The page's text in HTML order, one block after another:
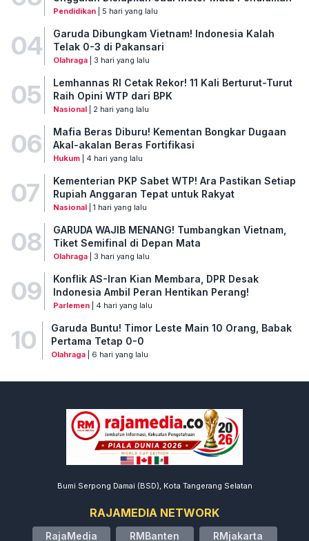
Pendidikan| 5 hari yang lalu
04
Garuda Dibungkam Vietnam! Indonesia Kalah
Telak 0-3 di Pakansari
Olahraga| 3 hari yang lalu
05
Lemhannas RI Cetak Rekor! 11 Kali Berturut-Turut
Raih Opini WTP dari BPK
Nasional| 2 hari yang lalu
06
Mafia Beras Diburu! Kementan Bongkar Dugaan
Akal-akalan Beras Fortifikasi
Hukum| 4 hari yang lalu
07
Kementerian PKP Sabet WTP! Ara Pastikan Setiap
Rupiah Anggaran Tepat untuk Rakyat
Nasional| 1 hari yang lalu
08
GARUDA WAJIB MENANG! Tumbangkan Vietnam,
Tiket Semifinal di Depan Mata
Olahraga| 3 hari yang lalu
09
Konflik AS-Iran Kian Membara, DPR Desak
Indonesia Ambil Peran Hentikan Perang!
Parlemen| 4 hari yang lalu
10
Garuda Buntu! Timor Leste Main 10 Orang, Babak
Pertama Tetap 0-0
Olahraga| 6 hari yang lalu
Bumi Serpong Damai (BSD), Kota Tangerang Selatan
RAJAMEDIA NETWORK
RajaMedia RMBanten RMjakarta